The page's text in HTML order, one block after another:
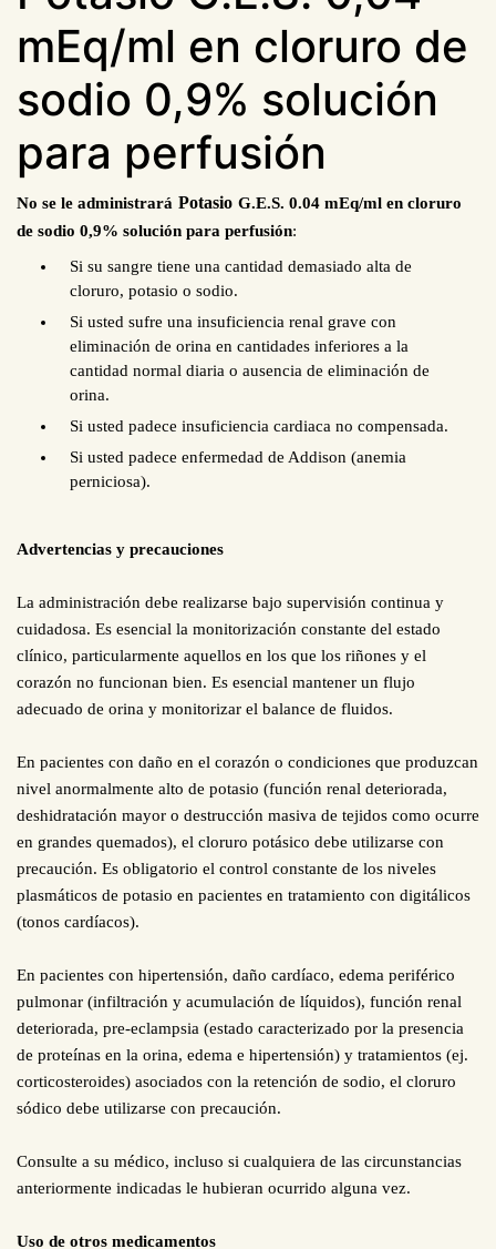
mEq/ml en cloruro de
sodio 0,9% solución
para perfusión
No se le administrará Potasio G.E.S. 0.04 mEq/ml en cloruro
de sodio 0,9% solución para perfusión:
Si su sangre tiene una cantidad demasiado alta de
cloruro, potasio o sodio.
Si usted sufre una insuficiencia renal grave con
eliminación de orina en cantidades inferiores a la
cantidad normal diaria o ausencia de eliminación de
orina.
Si usted padece insuficiencia cardiaca no compensada.
Si usted padece enfermedad de Addison (anemia
perniciosa).
Advertencias y precauciones
La administración debe realizarse bajo supervisión continua y
cuidadosa. Es esencial la monitorización constante del estado
clínico, particularmente aquellos en los que los riñones y el
corazón no funcionan bien. Es esencial mantener un flujo
adecuado de orina y monitorizar el balance de fluidos.
En pacientes con daño en el corazón o condiciones que produzcan
nivel anormalmente alto de potasio (función renal deteriorada,
deshidratación mayor o destrucción masiva de tejidos como ocurre
en grandes quemados), el cloruro potásico debe utilizarse con
precaución. Es obligatorio el control constante de los niveles
plasmáticos de potasio en pacientes en tratamiento con digitálicos
(tonos cardíacos).
En pacientes con hipertensión, daño cardíaco, edema periférico
pulmonar (infiltración y acumulación de líquidos), función renal
deteriorada, pre-eclampsia (estado caracterizado por la presencia
de proteínas en la orina, edema e hipertensión) y tratamientos (ej.
corticosteroides) asociados con la retención de sodio, el cloruro
sódico debe utilizarse con precaución.
Consulte a su médico, incluso si cualquiera de las circunstancias
anteriormente indicadas le hubieran ocurrido alguna vez.
Uso de otros medicamentos